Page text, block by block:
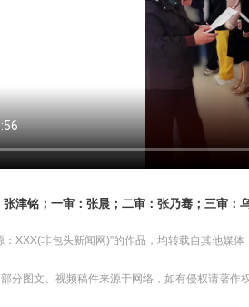
津铭；一审：张晨；二审：张乃骞；三审：
XXX(非包头新闻网)”的作品，均转载自其他媒
分图文、视频稿件来源于网络，如有侵权请著作